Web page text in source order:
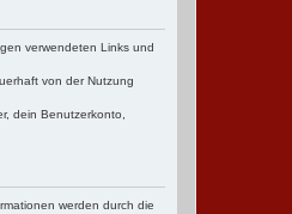
verwendeten Links und
von der Nutzung
dein Benutzerkonto,
werden durch die